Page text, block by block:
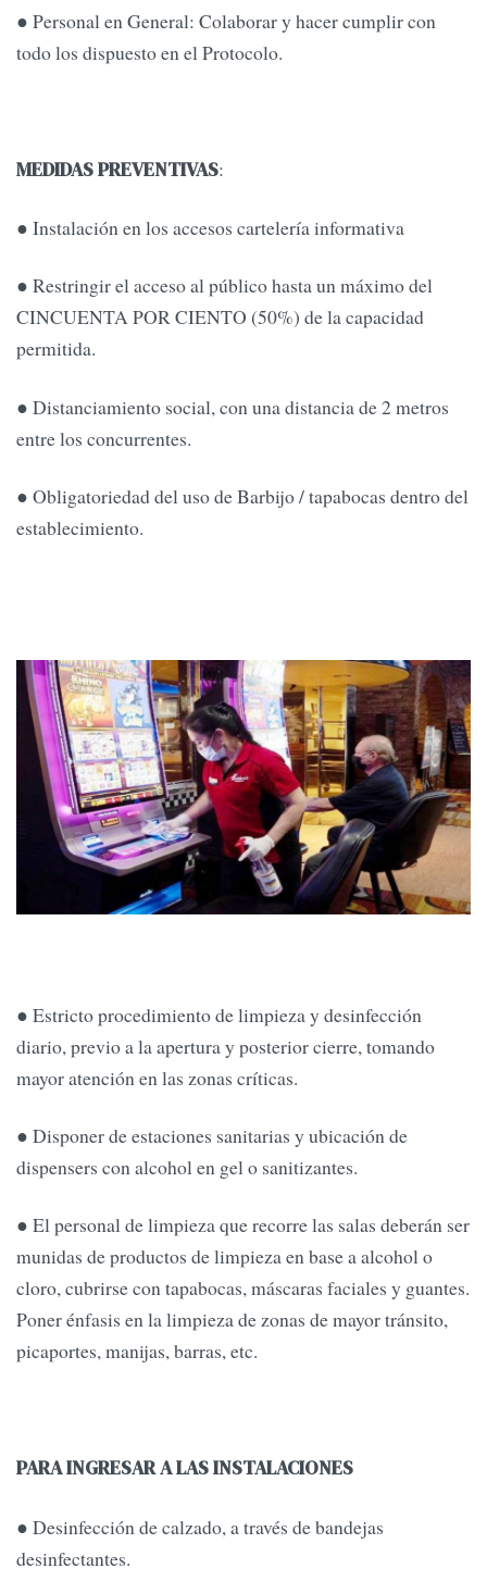
● Personal en General: Colaborar y hacer cumplir con
todo los dispuesto en el Protocolo.
MEDIDAS PREVENTIVAS:
● Instalación en los accesos cartelería informativa
● Restringir el acceso al público hasta un máximo del
CINCUENTA POR CIENTO (50%) de la capacidad
permitida.
● Distanciamiento social, con una distancia de 2 metros
entre los concurrentes.
● Obligatoriedad del uso de Barbijo / tapabocas dentro del
establecimiento.
● Estricto procedimiento de limpieza y desinfección
diario, previo a la apertura y posterior cierre, tomando
mayor atención en las zonas críticas.
● Disponer de estaciones sanitarias y ubicación de
dispensers con alcohol en gel o sanitizantes.
● El personal de limpieza que recorre las salas deberán ser
munidas de productos de limpieza en base a alcohol o
cloro, cubrirse con tapabocas, máscaras faciales y guantes.
Poner énfasis en la limpieza de zonas de mayor tránsito,
picaportes, manijas, barras, etc.
PARA INGRESAR A LAS INSTALACIONES
● Desinfección de calzado, a través de bandejas
desinfectantes.